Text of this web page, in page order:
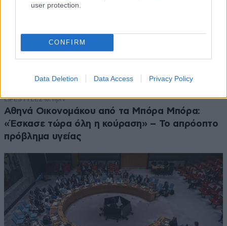
user protection.
CONFIRM
Data Deletion Data Access Privacy Policy
LIFESTYLE2 ω. πριν
Αθηνά Οικονομάκου από τα Μπόρα Μπόρα:
«Έσκασε τώρα όλη η κούραση» – Το απρόοπτο
πρόβλημα υγείας